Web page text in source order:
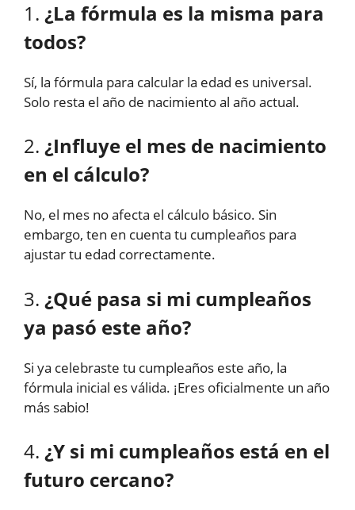
1. ¿La fórmula es la misma para
todos?
Sí, la fórmula para calcular la edad es universal.
Solo resta el año de nacimiento al año actual.
2. ¿Influye el mes de nacimiento
en el cálculo?
No, el mes no afecta el cálculo básico. Sin
embargo, ten en cuenta tu cumpleaños para
ajustar tu edad correctamente.
3. ¿Qué pasa si mi cumpleaños
ya pasó este año?
Si ya celebraste tu cumpleaños este año, la
fórmula inicial es válida. ¡Eres oficialmente un año
más sabio!
4. ¿Y si mi cumpleaños está en el
futuro cercano?